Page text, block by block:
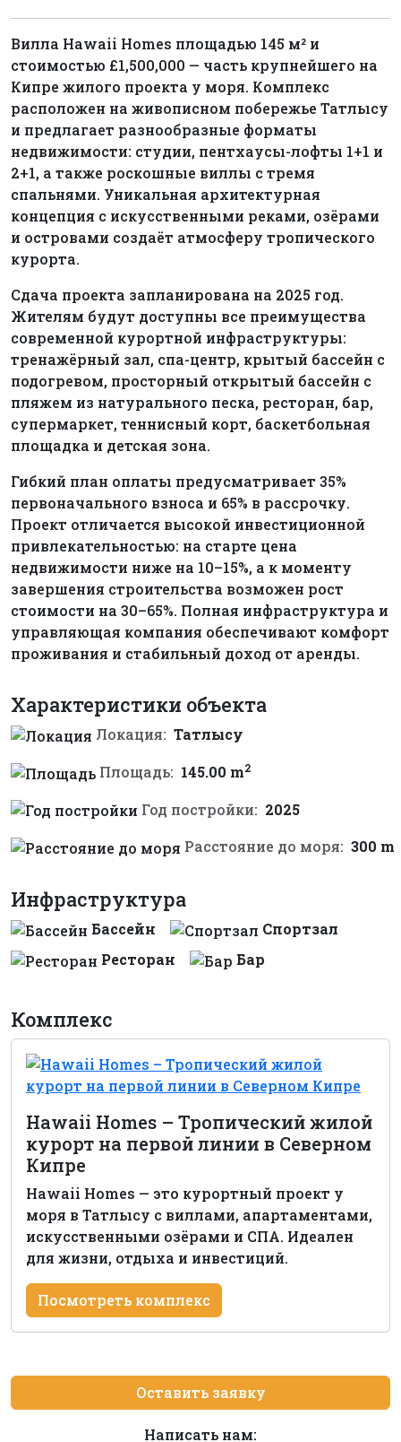
Вилла Hawaii Homes площадью 145 м² и
стоимостью £1,500,000 — часть крупнейшего на
Кипре жилого проекта у моря. Комплекс
расположен на живописном побережье Татлысу
и предлагает разнообразные форматы
недвижимости: студии, пентхаусы-лофты 1+1 и
2+1, а также роскошные виллы с тремя
спальнями. Уникальная архитектурная
концепция с искусственными реками, озёрами
и островами создаёт атмосферу тропического
курорта.
Сдача проекта запланирована на 2025 год.
Жителям будут доступны все преимущества
современной курортной инфраструктуры:
тренажёрный зал, спа-центр, крытый бассейн с
подогревом, просторный открытый бассейн с
пляжем из натурального песка, ресторан, бар,
супермаркет, теннисный корт, баскетбольная
площадка и детская зона.
Гибкий план оплаты предусматривает 35%
первоначального взноса и 65% в рассрочку.
Проект отличается высокой инвестиционной
привлекательностью: на старте цена
недвижимости ниже на 10–15%, а к моменту
завершения строительства возможен рост
стоимости на 30–65%. Полная инфраструктура и
управляющая компания обеспечивают комфорт
проживания и стабильный доход от аренды.
Характеристики объекта
Локация: Татлысу
Площадь: 145.00 m2
Год постройки: 2025
Расстояние до моря: 300 m
Инфраструктура
Бассейн
Спортзал
Ресторан
Бар
Комплекс
Hawaii Homes – Тропический жилой
курорт на первой линии в Северном
Кипре
Hawaii Homes — это курортный проект у
моря в Татлысу с виллами, апартаментами,
искусственными озёрами и СПА. Идеален
для жизни, отдыха и инвестиций.
Посмотреть комплекс
Оставить заявку
Написать нам: